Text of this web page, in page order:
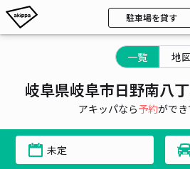
駐車場を貸す
一覧 地
岐阜県岐阜市日野南八
アキッパなら予約ができ
未定